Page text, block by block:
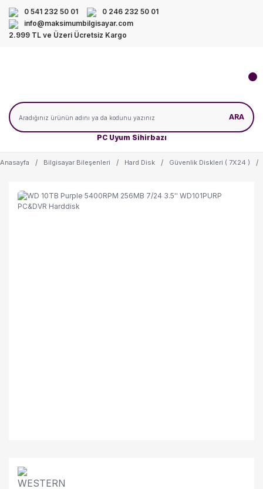
0 541 232 50 01
0 246 232 50 01
info@maksimumbilgisayar.com
2.999 TL ve Üzeri Ücretsiz Kargo
PC Uyum Sihirbazı
ARA
Anasayfa Bilgisayar Bileşenleri Hard Disk Güvenlik Diskleri ( 7X24 )